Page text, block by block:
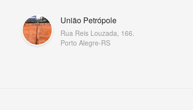
União Petrópole
Rua Reis Louzada, 166.
Porto Alegre-RS